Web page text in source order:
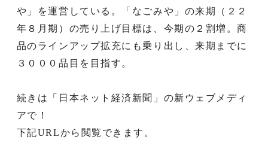
や」を運営している。「なごみや」の来期（２２
年８月期）の売り上げ目標は、今期の２割増。商
品のラインアップ拡充にも乗り出し、来期までに
３０００品目を目指す。
続きは「日本ネット経済新聞」の新ウェブメディ
アで！
下記URLから閲覧できます。